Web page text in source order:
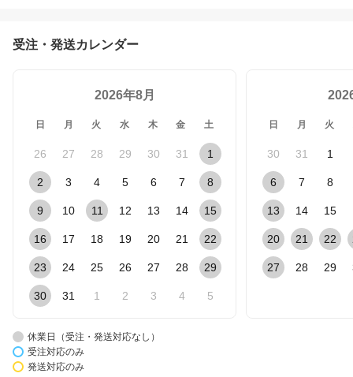
受注・発送カレンダー
2026年8月
日 月 火 水 木 金 土
26 27 28 29 30 31 1
2 3 4 5 6 7 8
9 10 11 12 13 14 15
16 17 18 19 20 21 22
23 24 25 26 27 28 29
30 31 1 2 3 4 5
日 月 火
30 31 1
6 7 8
13 14 15
20 21 22
27 28 29
休業日（受注・発送対応なし）
受注対応のみ
発送対応のみ